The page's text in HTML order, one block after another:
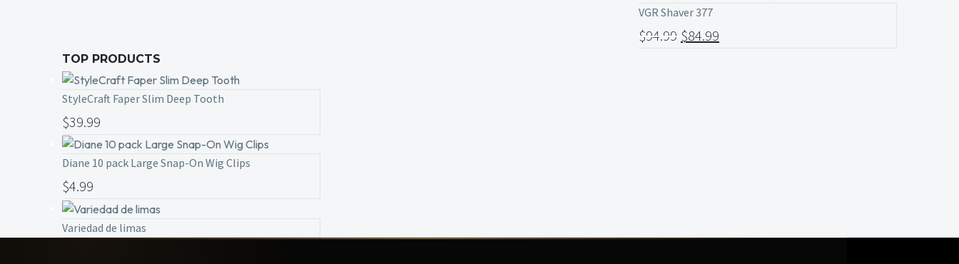
VGR Shaver 377
$94.99 $84.99
TOP PRODUCTS
StyleCraft Faper Slim Deep Tooth
$39.99
Diane 10 pack Large Snap-On Wig Clips
$4.99
Variedad de limas